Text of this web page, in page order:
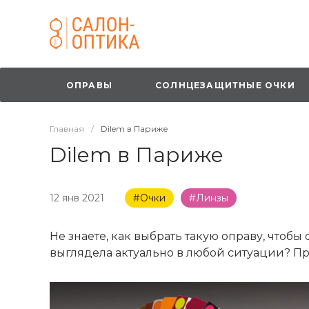
ОПРАВЫ СОЛНЦЕЗАЩИТНЫЕ ОЧКИ
Главная / Dilem в Париже
Dilem в Париже
12 янв 2021 #Очки #Линзы
Не знаете, как выбрать такую оправу,
выглядела актуально в любой ситуации?